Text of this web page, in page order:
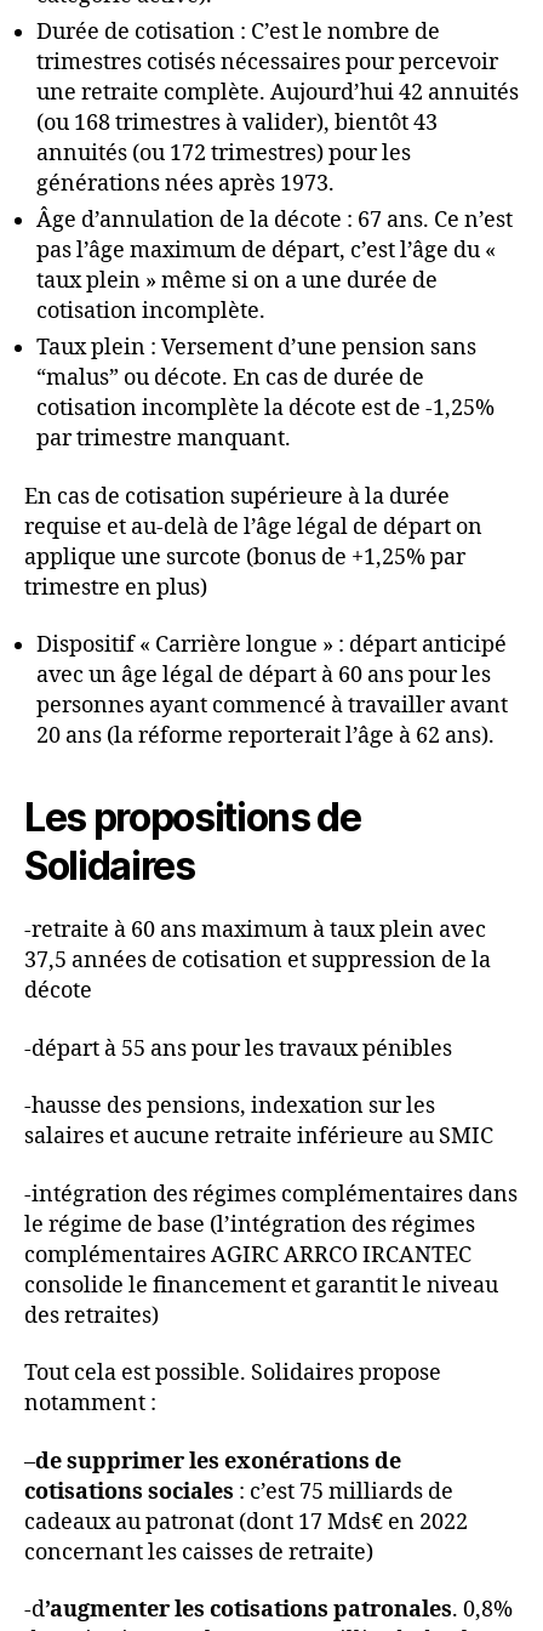
Durée de cotisation : C’est le nombre de
trimestres cotisés nécessaires pour percevoir
une retraite complète. Aujourd’hui 42 annuités
(ou 168 trimestres à valider), bientôt 43
annuités (ou 172 trimestres) pour les
générations nées après 1973.
Âge d’annulation de la décote : 67 ans. Ce n’est
pas l’âge maximum de départ, c’est l’âge du «
taux plein » même si on a une durée de
cotisation incomplète.
Taux plein : Versement d’une pension sans
“malus” ou décote. En cas de durée de
cotisation incomplète la décote est de -1,25%
par trimestre manquant.
En cas de cotisation supérieure à la durée
requise et au-delà de l’âge légal de départ on
applique une surcote (bonus de +1,25% par
trimestre en plus)
Dispositif « Carrière longue » : départ anticipé
avec un âge légal de départ à 60 ans pour les
personnes ayant commencé à travailler avant
20 ans (la réforme reporterait l’âge à 62 ans).
Les propositions de
Solidaires
-retraite à 60 ans maximum à taux plein avec
37,5 années de cotisation et suppression de la
décote
-départ à 55 ans pour les travaux pénibles
-hausse des pensions, indexation sur les
salaires et aucune retraite inférieure au SMIC
-intégration des régimes complémentaires dans
le régime de base (l’intégration des régimes
complémentaires AGIRC ARRCO IRCANTEC
consolide le financement et garantit le niveau
des retraites)
Tout cela est possible. Solidaires propose
notamment :
–de supprimer les exonérations de
cotisations sociales : c’est 75 milliards de
cadeaux au patronat (dont 17 Mds€ en 2022
concernant les caisses de retraite)
-d’augmenter les cotisations patronales. 0,8%